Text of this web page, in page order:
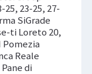
23-25, 27-
SiGrade
ti Loreto 20,
Pomezia
Reale
di